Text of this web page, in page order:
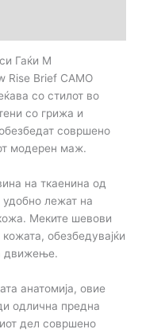
Гаќи M
Rise Brief CAMO
со стилот во
со грижа и
совршено
модерен маж.
на ткаенина од
удобно лежат на
Меките шевови
обезбедувајќи
движење.
анатомија, овие
одлична предна
дел совршено